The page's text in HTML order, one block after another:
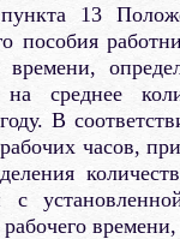
13
пособия
на среднее
В
часов,
с